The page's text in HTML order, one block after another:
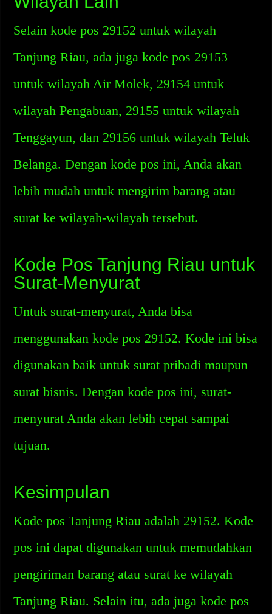
Selain kode pos 29152 untuk wilayah
Tanjung Riau, ada juga kode pos 29153
untuk wilayah Air Molek, 29154 untuk
wilayah Pengabuan, 29155 untuk wilayah
Tenggayun, dan 29156 untuk wilayah Teluk
Belanga. Dengan kode pos ini, Anda akan
lebih mudah untuk mengirim barang atau
surat ke wilayah-wilayah tersebut.
Kode Pos Tanjung Riau untuk
Surat-Menyurat
Untuk surat-menyurat, Anda bisa
menggunakan kode pos 29152. Kode ini bisa
digunakan baik untuk surat pribadi maupun
surat bisnis. Dengan kode pos ini, surat-
menyurat Anda akan lebih cepat sampai
tujuan.
Kesimpulan
Kode pos Tanjung Riau adalah 29152. Kode
pos ini dapat digunakan untuk memudahkan
pengiriman barang atau surat ke wilayah
Tanjung Riau. Selain itu, ada juga kode pos